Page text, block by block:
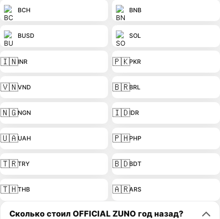
BCH BNB
BUSD SOL
🇮🇳INR 🇵🇰PKR
🇻🇳VND 🇧🇷BRL
🇳🇬NGN 🇮🇩IDR
🇺🇦UAH 🇵🇭PHP
🇹🇷TRY 🇧🇩BDT
🇹🇭THB 🇦🇷ARS
Сколько стоил OFFICIAL ZUNO год назад?